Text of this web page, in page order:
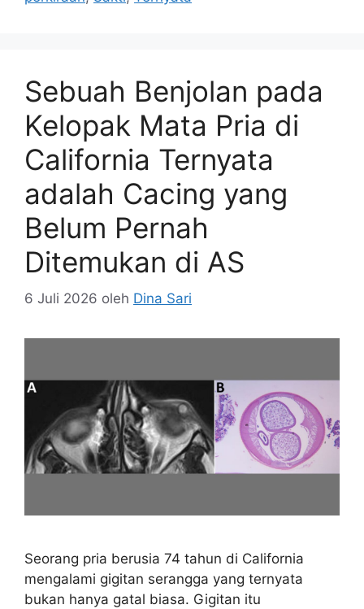
Sebuah Benjolan pada
Kelopak Mata Pria di
California Ternyata
adalah Cacing yang
Belum Pernah
Ditemukan di AS
6 Juli 2026 oleh Dina Sari
Seorang pria berusia 74 tahun di California
mengalami gigitan serangga yang ternyata
bukan hanya gatal biasa. Gigitan itu